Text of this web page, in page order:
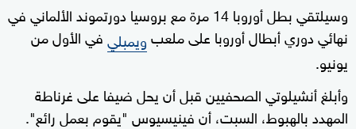
وسيلتقي بطل أوروبا 14 مرة مع بروسيا دورتموند الألماني في
نهائي دوري أبطال أوروبا على ملعبويمبليفي الأول من
يونيو.
وأبلغ أنشيلوتي الصحفيين قبل أن يحل ضيفا على غرناطة
المهدد بالهبوط، السبت، أن فينيسيوس "يقوم بعمل رائع".